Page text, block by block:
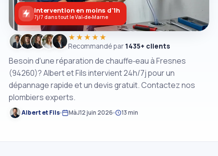
Besoin d'une réparation de chauffe‑eau à Fresnes
(94260)? Albert et Fils intervient 24h/7j pour un
dépannage rapide et un devis gratuit. Contactez nos
plombiers experts.
Albert et Fils MàJ12 juin 2026 13 min
★★★★★
Recommandé par 1435+ clients
Intervention en moins d'1h
7j/7 dans tout le Val‑de‑Marne